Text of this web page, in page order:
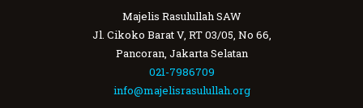
Majelis Rasulullah SAW
Jl. Cikoko Barat V, RT 03/05, No 66,
Pancoran, Jakarta Selatan
021-7986709
info@majelisrasulullah.org